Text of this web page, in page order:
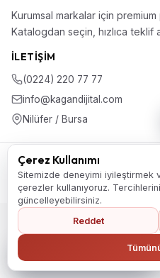
Kurumsal markalar için
Katalogdan seçin, hızlıca teklif
İLETIŞIM
(0224) 220 77 77
info@kagandijital.com
Nilüfer / Bursa
© 2026 KD Promosyon. Tüm hakları
KoleksiyonHakkımızdaİletişim
Gizlilik PolitikasıÇerez Politikası
Ana Sayfaya Dön
Çerez Kullanımı
Sitemizde deneyimi iyileştirmek
çerezler kullanıyoruz.
güncelleyebilirsiniz.
Reddet